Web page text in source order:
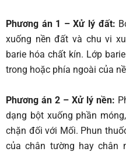
Phương án 1 – Xử lý đất:
xuống nền đất và chu vi
barie hóa chất kín. Lớp
trong hoặc phía ngoài của
Phương án 2 – Xử lý nền:
dạng bột xuống phần
chặn đối với Mối. Phun
của chân tường hay chân